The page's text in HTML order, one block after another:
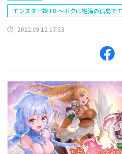
モンスター娘TD ～ボクは絶海の孤島で
2022.09.12 17:53